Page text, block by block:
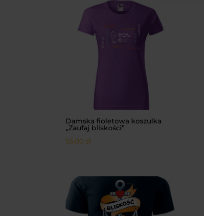
Damska fioletowa koszulka
„Zaufaj bliskości”
55,00 zł